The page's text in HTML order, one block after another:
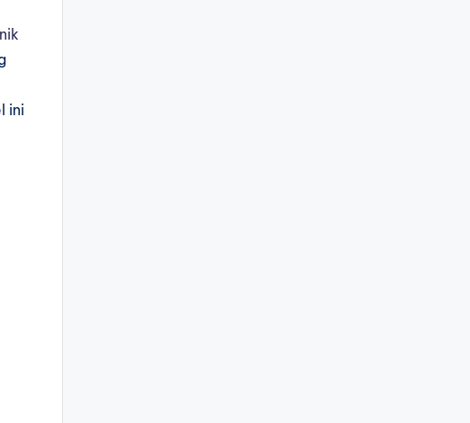
ini